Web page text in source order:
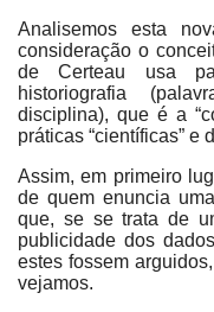
Analisemos esta
consideração o
de Certeau usa
historiografia
disciplina), que é a
práticas “científicas” e
Assim, em primeiro
de quem enuncia
que, se se trata de
publicidade dos
estes fossem
vejamos.